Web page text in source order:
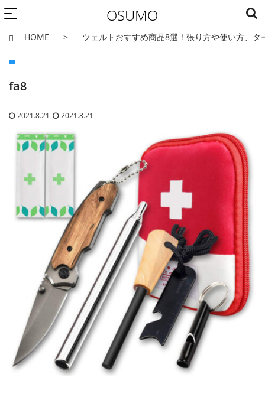
OSUMO
HOME ツェルトおすすめ商品8選！張り方や使い方、
fa8
2021.8.21 2021.8.21